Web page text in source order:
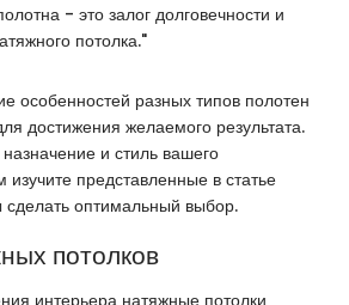
- это залог долговечности и
потолка."
особенностей разных типов полотен
достижения желаемого результата.
и стиль вашего
изучите представленные в статье
оптимальный выбор.
потолков